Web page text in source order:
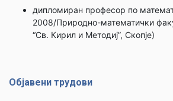
дипломиран професор по
2008/Природно-математички
“Св. Кирил и Методиј”, Скопје)
Објавени трудови